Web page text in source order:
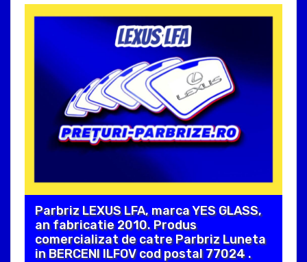
Parbriz LEXUS LFA, marca YES GLASS,
an fabricatie 2010. Produs
comercializat de catre Parbriz Luneta
in BERCENI ILFOV cod postal 77024 .